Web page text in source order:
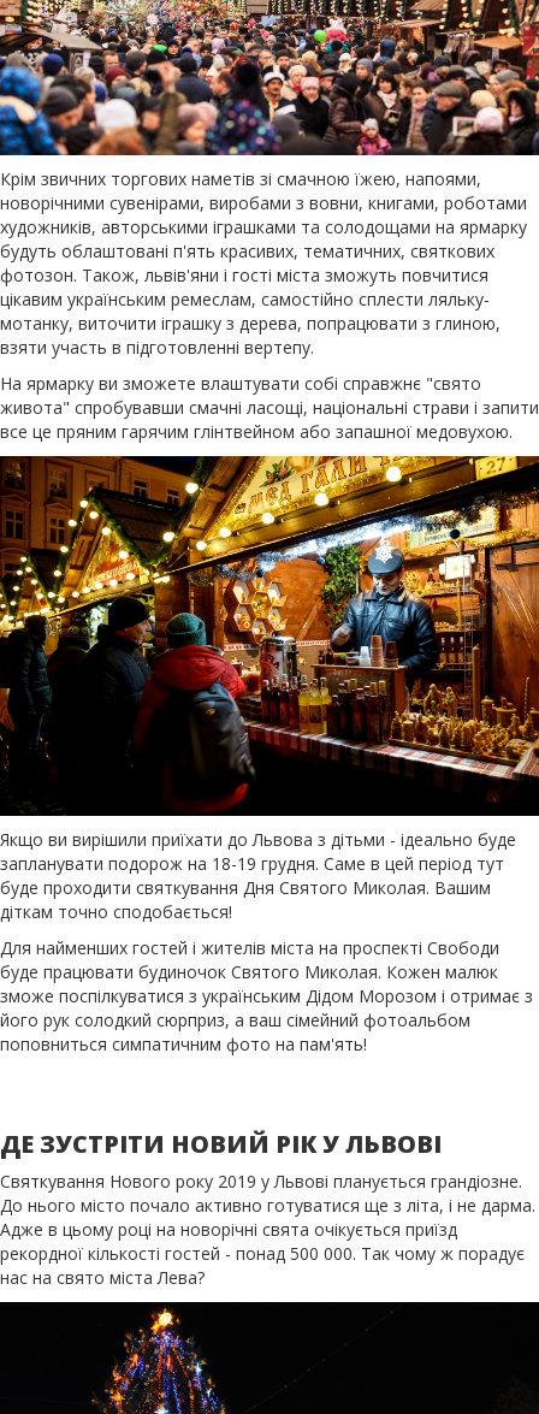
Крім звичних торгових наметів зі смачною їжею, напоями,
новорічними сувенірами, виробами з вовни, книгами, роботами
художників, авторськими іграшками та солодощами на ярмарку
будуть облаштовані п'ять красивих, тематичних, святкових
фотозон. Також, львів'яни і гості міста зможуть повчитися
цікавим українським ремеслам, самостійно сплести ляльку-
мотанку, виточити іграшку з дерева, попрацювати з глиною,
взяти участь в підготовленні вертепу.
На ярмарку ви зможете влаштувати собі справжнє "свято
живота" спробувавши смачні ласощі, національні страви і запити
все це пряним гарячим глінтвейном або запашної медовухою.
Якщо ви вирішили приїхати до Львова з дітьми - ідеально буде
запланувати подорож на 18-19 грудня. Саме в цей період тут
буде проходити святкування Дня Святого Миколая. Вашим
діткам точно сподобається!
Для найменших гостей і жителів міста на проспекті Свободи
буде працювати будиночок Святого Миколая. Кожен малюк
зможе поспілкуватися з українським Дідом Морозом і отримає з
його рук солодкий сюрприз, а ваш сімейний фотоальбом
поповниться симпатичним фото на пам'ять!
ДЕ ЗУСТРІТИ НОВИЙ РІК У ЛЬВОВІ
Святкування Нового року 2019 у Львові планується грандіозне.
До нього місто почало активно готуватися ще з літа, і не дарма.
Адже в цьому році на новорічні свята очікується приїзд
рекордної кількості гостей - понад 500 000. Так чому ж порадує
нас на свято міста Лева?